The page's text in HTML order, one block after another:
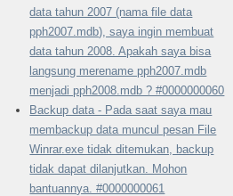
data tahun 2007 (nama file data
pph2007.mdb), saya ingin membuat
data tahun 2008. Apakah saya bisa
langsung merename pph2007.mdb
menjadi pph2008.mdb ? #0000000060
Backup data - Pada saat saya mau
membackup data muncul pesan File
Winrar.exe tidak ditemukan, backup
tidak dapat dilanjutkan. Mohon
bantuannya. #0000000061